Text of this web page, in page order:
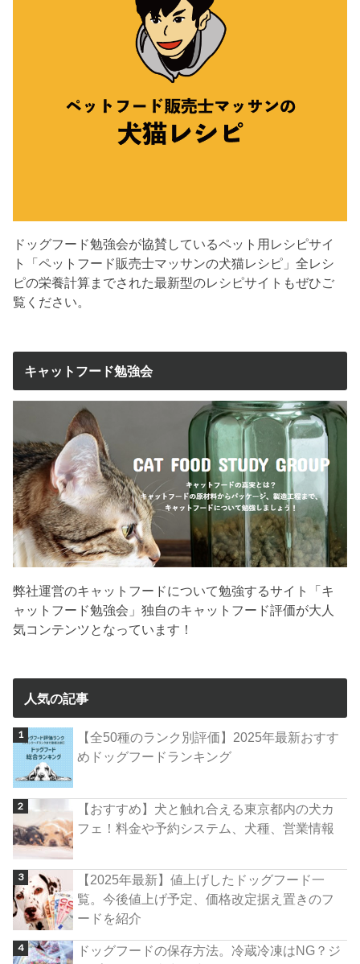
ドッグフード勉強会が協賛しているペット用レシピサイ
ト「ペットフード販売士マッサンの犬猫レシピ」全レシ
ピの栄養計算までされた最新型のレシピサイトもぜひご
覧ください。
キャットフード勉強会
弊社運営のキャットフードについて勉強するサイト「キ
ャットフード勉強会」独自のキャットフード評価が大人
気コンテンツとなっています！
人気の記事
【全50種のランク別評価】2025年最新おすす
めドッグフードランキング
【おすすめ】犬と触れ合える東京都内の犬カ
フェ！料金や予約システム、犬種、営業情報
【2025年最新】値上げしたドッグフード一
覧。今後値上げ予定、価格改定据え置きのフ
ードを紹介
ドッグフードの保存方法。冷蔵冷凍はNG？ジ